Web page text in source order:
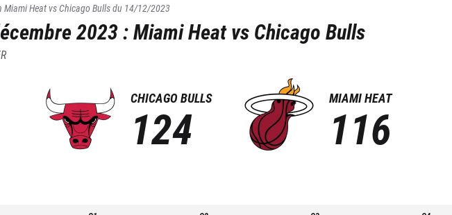
Miami Heat vsChicago Bullsdu 14/12/2023
2023:Miami Heatvs Chicago Bulls
CHICAGO BULLS
124
MIAMI HEAT
116